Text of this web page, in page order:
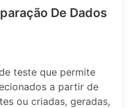
De Dados
teste que permite
a partir de
ou criadas, geradas,